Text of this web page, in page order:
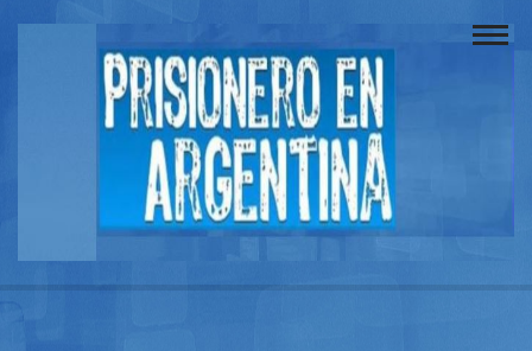
Buscador
Documentos